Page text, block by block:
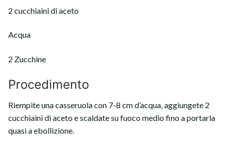
2 cucchiaini di aceto
Acqua
2 Zucchine
Procedimento
Riempite una casseruola con 7-8 cm d’acqua, aggiungete 2
cucchiaini di aceto e scaldate su fuoco medio fino a portarla
quasi a ebollizione.